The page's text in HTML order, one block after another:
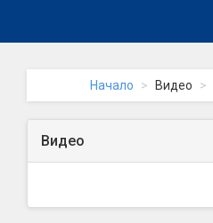
Начало Видео
Видео